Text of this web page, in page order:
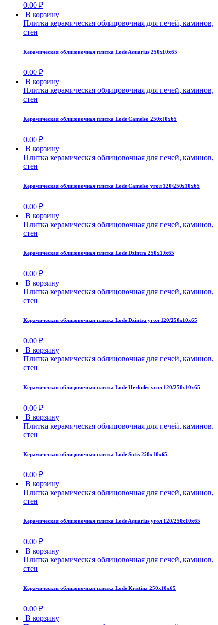
0.00 ₽
В корзину
Плитка керамическая облицовочная для печей, каминов,
стен
Керамическая облицовочная плитка Lode Aquarius 250x10x65
0.00 ₽
В корзину
Плитка керамическая облицовочная для печей, каминов,
стен
Керамическая облицовочная плитка Lode Cameleo 250x10x65
0.00 ₽
В корзину
Плитка керамическая облицовочная для печей, каминов,
стен
Керамическая облицовочная плитка Lode Cameleo угол 120/250x10x65
0.00 ₽
В корзину
Плитка керамическая облицовочная для печей, каминов,
стен
Керамическая облицовочная плитка Lode Dzintra 250x10x65
0.00 ₽
В корзину
Плитка керамическая облицовочная для печей, каминов,
стен
Керамическая облицовочная плитка Lode Dzintra угол 120/250x10x65
0.00 ₽
В корзину
Плитка керамическая облицовочная для печей, каминов,
стен
Керамическая облицовочная плитка Lode Herkules угол 120/250x10x65
0.00 ₽
В корзину
Плитка керамическая облицовочная для печей, каминов,
стен
Керамическая облицовочная плитка Lode Sotis 250x10x65
0.00 ₽
В корзину
Плитка керамическая облицовочная для печей, каминов,
стен
Керамическая облицовочная плитка Lode Aquarius угол 120/250x10x65
0.00 ₽
В корзину
Плитка керамическая облицовочная для печей, каминов,
стен
Керамическая облицовочная плитка Lode Kristina 250x10x65
0.00 ₽
В корзину